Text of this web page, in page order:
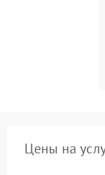
Цены на